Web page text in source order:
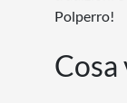
Polperro!